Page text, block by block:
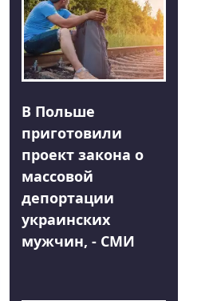
В Польше
приготовили
проект закона о
массовой
депортации
украинских
мужчин, - СМИ